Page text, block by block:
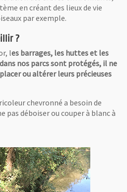
en créant des lieux de vie
par exemple.
?
les barrages, les huttes et les
nos parcs sont protégés, il ne
ou altérer leurs précieuses
chevronné a besoin de
pas déboiser ou couper à blanc à